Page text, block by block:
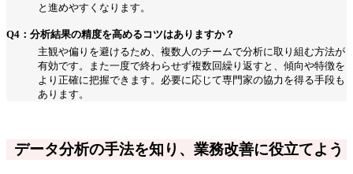
と進めやすくなります。
Q4：分析結果の精度を高めるコツはありますか？
主観や偏りを避けるため、複数人のチームで分析に取り組む方法が
有効です。また一度で終わらせず複数回繰り返すと、傾向や特徴を
より正確に把握できます。必要に応じて専門家の協力を得る手段も
あります。
データ分析の手法を知り、業務改善に役立てよう